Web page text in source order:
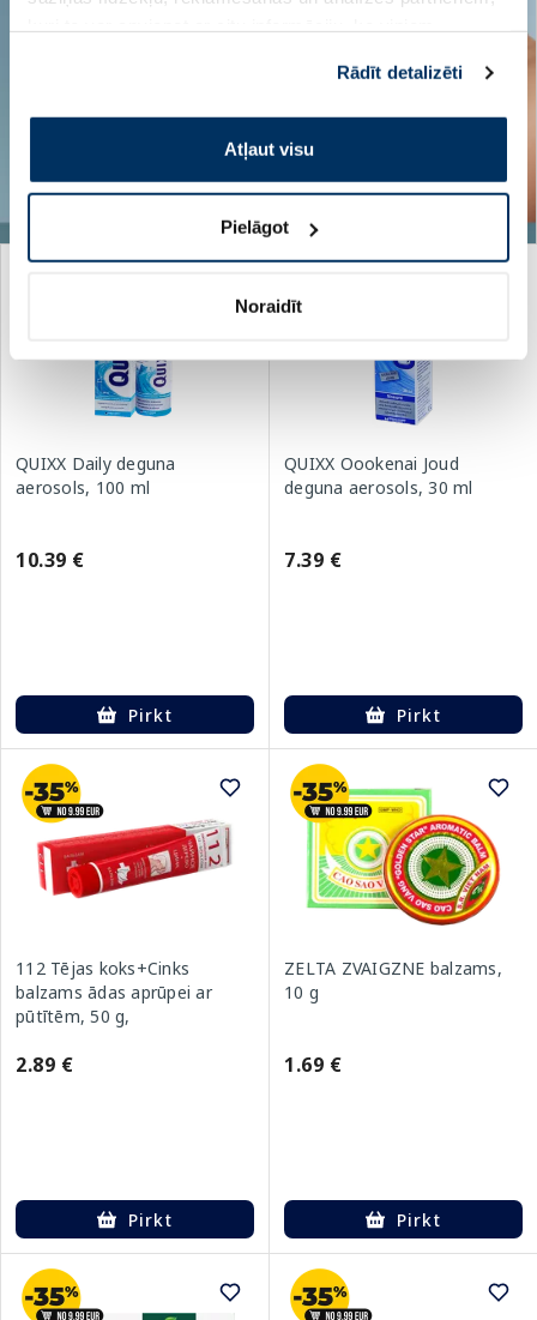
pakalpojumus. Ja piekrītat šo papildu sīkdatņu
izmantošanai, lūdzu, atzīmējiet savu izvēli:
Rādīt detalizēti
Atļaut visu
Pielāgot
Noraidīt
QUIXX Daily deguna
aerosols, 100 ml
10.39 €
Pirkt
QUIXX Oookenai Joud
deguna aerosols, 30 ml
7.39 €
Pirkt
112 Tējas koks+Cinks
balzams ādas aprūpei ar
pūtītēm, 50 g,
2.89 €
Pirkt
ZELTA ZVAIGZNE balzams,
10 g
1.69 €
Pirkt